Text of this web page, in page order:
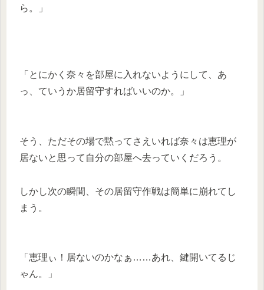
ら。」
「とにかく奈々を部屋に入れないようにして、あ
っ、ていうか居留守すればいいのか。」
そう、ただその場で黙ってさえいれば奈々は恵理が
居ないと思って自分の部屋へ去っていくだろう。
しかし次の瞬間、その居留守作戦は簡単に崩れてし
まう。
「恵理ぃ！居ないのかなぁ……あれ、鍵開いてるじ
ゃん。」